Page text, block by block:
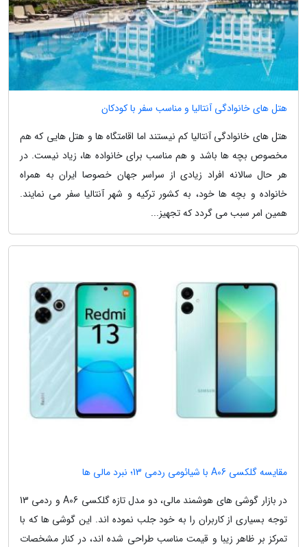
هتل های خانوادگی آنتالیا و مناسب سفر با کودکان
هتل های خانوادگی آنتالیا کم نیستند اما اقامتگاه ها و هتل هایی که هم
مخصوص بچه ها باشد و هم مناسب برای خانواده ها، زیاد نیست. در
هر حال سالانه افراد زیادی از سراسر جهان خصوصا ایران به همراه
خانواده و بچه ها خود، به کشور ترکیه و شهر آنتالیا سفر می نمایند.
همین امر سبب می گردد که تجهیز...
مقایسه گلکسی A06 با شیائومی ردمی 13؛ نبرد مالی ها
در بازار گوشی های هوشمند مالی، دو مدل تازه گلکسی A06 و ردمی 13
توجه بسیاری از کاربران را به خود جلب نموده اند. این گوشی ها که با
تمرکز بر ظاهر زیبا و قیمت مناسب طراحی شده اند، در کنار مشخصات